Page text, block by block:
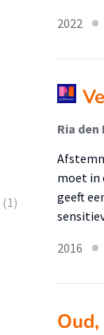
(1)
2022
Ria
moet in
geeft
2016